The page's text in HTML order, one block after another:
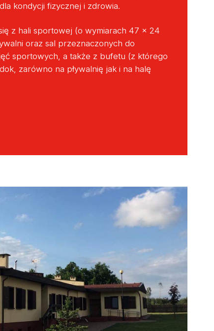
kondycji fizycznej i zdrowia.
z hali sportowej (o wymiarach 47 x 24
oraz sal przeznaczonych do
sportowych, a także z bufetu (z którego
zarówno na pływalnię jak i na halę